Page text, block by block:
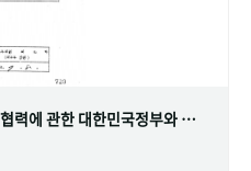
가족계획 분야에 있어서의 기술협력에 관한 대한민국정부와 스웨덴 정부간의 협정